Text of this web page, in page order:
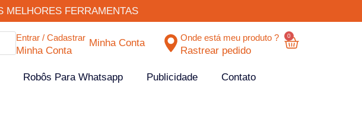
MELHORES FERRAMENTAS
Entrar / Cadastrar
Minha Conta
Minha Conta Onde está meu produto ?
Rastrear pedido
0
Robôs Para Whatsapp Publicidade Contato